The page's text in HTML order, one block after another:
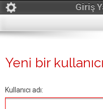
Giriş
Yeni bir
Kullanıcı adı: